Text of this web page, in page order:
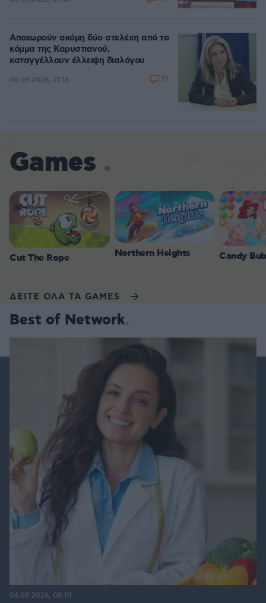
Αποχωρούν ακόμη δύο στελέχη από το
κόμμα της Καρυστιανού,
καταγγέλλουν έλλειψη διαλόγου
06.08.2026, 21:16 51
Games
Cut The Rope Northern Heights Candy
ΔΕΙΤΕ ΟΛΑ ΤΑ GAMES
Best of Network
06.08.2026, 08:01